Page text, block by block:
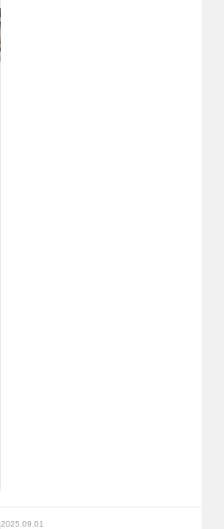
2025.09.01